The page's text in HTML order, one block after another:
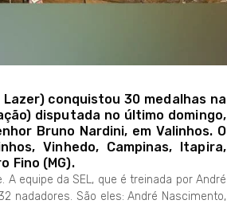
conquistou 30 medalhas na
disputada no último domingo,
Bruno Nardini, em Valinhos. O
Vinhedo, Campinas, Itapira,
Fino (MG).
equipe da SEL, que é treinada por André
nadadores. São eles: André Nascimento,